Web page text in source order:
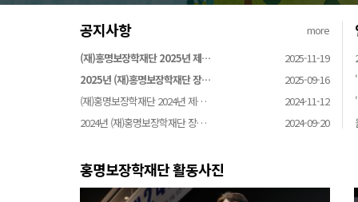
공지사항
more
(재)홍명보장학재단 2025년 제…
2025-11-19
2025년 (재)홍명보장학재단 장…
2025-09-16
(재)홍명보장학재단 2024년 제…
2024-11-12
2024년 (재)홍명보장학재단 장…
2024-09-20
홍명보장학재단 활동사진